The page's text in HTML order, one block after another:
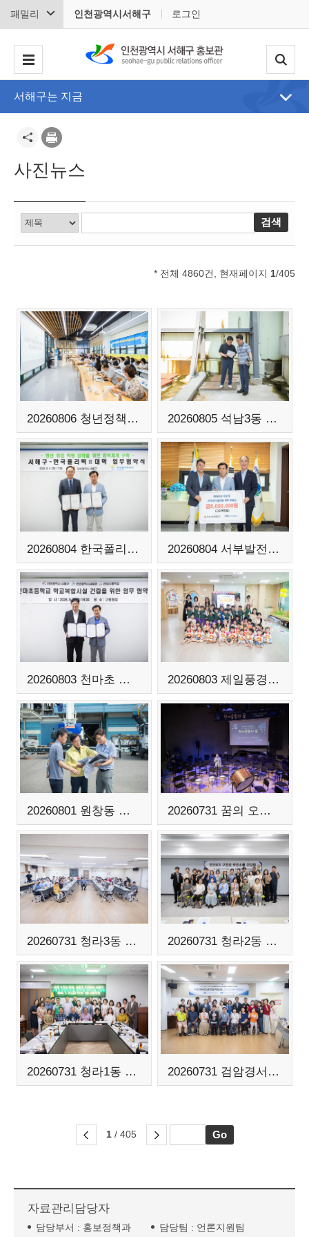
패밀리 인천광역시서해구 로그인
서해구는 지금
사진뉴스
* 전체 4860건, 현재페이지 1/405
20260806 청년정책위원회 청년참여단 발대식 20260805 석남3동 민원 현장 방문
20260804 한국폴리텍 II 대학 업무 협약식 20260804 서부발전 재향군인회 기부금 전달식
20260803 천마초 학교복합시설 MOU 체결식 20260803 제일풍경채 어린이집 방문
20260801 원창동 화재현장 점검 20260731 꿈의 오케스트라 향상 음악회
20260731 청라3동 주민소통간담회 20260731 청라2동 주민소통간담회
20260731 청라1동 주민소통간담회 20260731 검암경서동 주민소통간담회
1 / 405
자료관리담당자
담당부서 : 홍보정책과 담당팀 : 언론지원팀